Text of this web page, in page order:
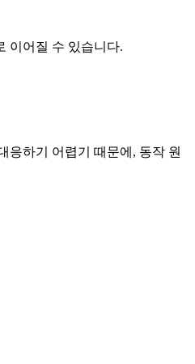
이어질 수 있습니다.
응하기 어렵기 때문에, 동작 원